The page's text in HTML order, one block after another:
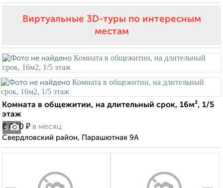
Виртуальные 3D-туры по интересным
местам
5
Комната в общежитии, на длительный срок, 16м², 1/5
этаж
8 000 ₽ в месяц
Свердловский район, Парашютная 9А